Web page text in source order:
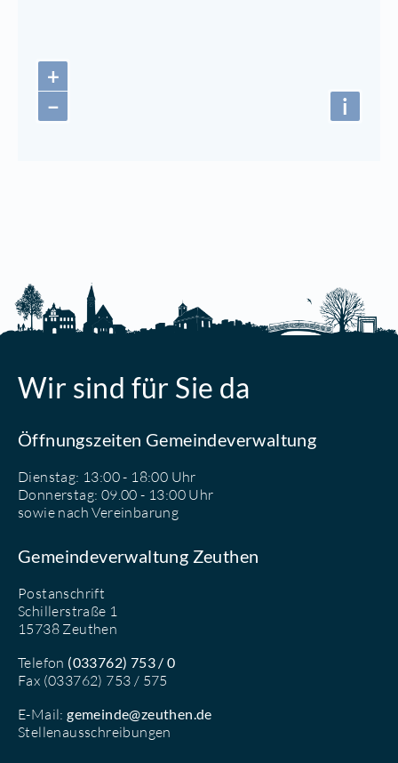
+
−
i
Wir sind für Sie da
Öffnungszeiten Gemeindeverwaltung
Dienstag: 13:00 - 18:00 Uhr
Donnerstag: 09.00 - 13:00 Uhr
sowie nach Vereinbarung
Gemeindeverwaltung Zeuthen
Postanschrift
Schillerstraße 1
15738 Zeuthen
Telefon (033762) 753 / 0
Fax (033762) 753 / 575
E-Mail:gemeinde@zeuthen.de
Stellenausschreibungen